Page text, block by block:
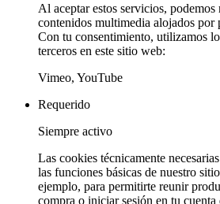
Al aceptar estos servicios,
contenidos multimedia alojados por
Con tu consentimiento, utilizamos
terceros en este sitio web:
Vimeo, YouTube
Requerido
Siempre activo
Las cookies técnicamente
las funciones básicas de nuestro
ejemplo, para permitirte reunir
compra o iniciar sesión en tu